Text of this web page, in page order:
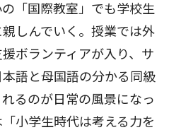
「国際教室」でも学校生
しんでいく。授業では外
ボランティアが入り、サ
語と母国語の分かる同級
るのが日常の風景になっ
小学生時代は考える力を